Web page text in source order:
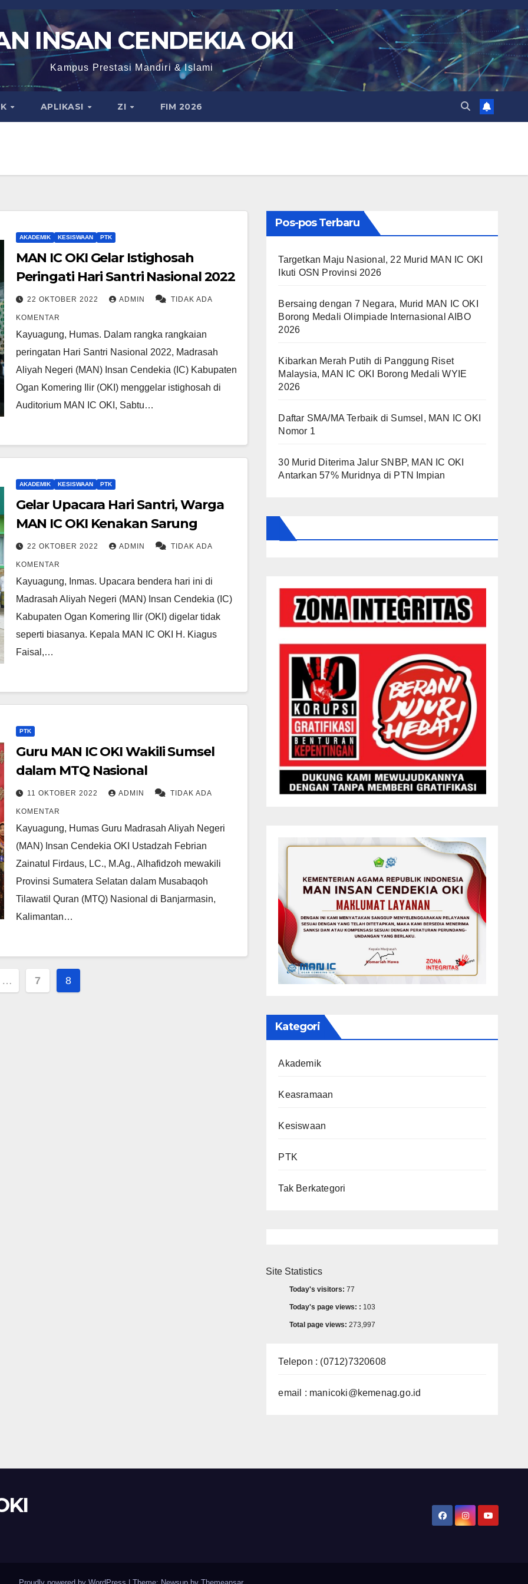
INSAN CENDEKIA OKI
Kampus Prestasi Mandiri & Islami
APLIKASI ZI FIM 2026
AKADEMIK KESISWAAN PTK
MAN IC OKI Gelar Istighosah
Peringati Hari Santri Nasional 2022
22 OKTOBER 2022 ADMIN TIDAK ADA
KOMENTAR
Kayuagung, Humas. Dalam rangka rangkaian
peringatan Hari Santri Nasional 2022, Madrasah
Aliyah Negeri (MAN) Insan Cendekia (IC) Kabupaten
Ogan Komering Ilir (OKI) menggelar istighosah di
Auditorium MAN IC OKI, Sabtu…
AKADEMIK KESISWAAN PTK
Gelar Upacara Hari Santri, Warga
MAN IC OKI Kenakan Sarung
22 OKTOBER 2022 ADMIN TIDAK ADA
KOMENTAR
Kayuagung, Inmas. Upacara bendera hari ini di
Madrasah Aliyah Negeri (MAN) Insan Cendekia (IC)
Kabupaten Ogan Komering Ilir (OKI) digelar tidak
seperti biasanya. Kepala MAN IC OKI H. Kiagus
Faisal,…
PTK
Guru MAN IC OKI Wakili Sumsel
dalam MTQ Nasional
11 OKTOBER 2022 ADMIN TIDAK ADA
KOMENTAR
Kayuagung, Humas Guru Madrasah Aliyah Negeri
(MAN) Insan Cendekia OKI Ustadzah Febrian
Zainatul Firdaus, LC., M.Ag., Alhafidzoh mewakili
Provinsi Sumatera Selatan dalam Musabaqoh
Tilawatil Quran (MTQ) Nasional di Banjarmasin,
Kalimantan…
… 7 8
Pos-pos Terbaru
Targetkan Maju Nasional, 22 Murid MAN IC OKI
Ikuti OSN Provinsi 2026
Bersaing dengan 7 Negara, Murid MAN IC OKI
Borong Medali Olimpiade Internasional AIBO
2026
Kibarkan Merah Putih di Panggung Riset
Malaysia, MAN IC OKI Borong Medali WYIE
2026
Daftar SMA/MA Terbaik di Sumsel, MAN IC OKI
Nomor 1
30 Murid Diterima Jalur SNBP, MAN IC OKI
Antarkan 57% Muridnya di PTN Impian
Kategori
Akademik
Keasramaan
Kesiswaan
PTK
Tak Berkategori
Site Statistics
Today's visitors:77
Today's page views: : 103
Total page views:273,997
Telepon : (0712)7320608
email : manicoki@kemenag.go.id